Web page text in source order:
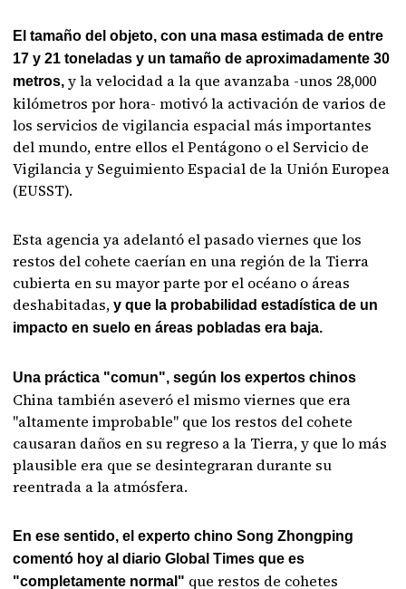
El tamaño del objeto, con una masa estimada de entre
17 y 21 toneladas y un tamaño de aproximadamente 30
metros,y la velocidad a la que avanzaba -unos 28,000
kilómetros por hora- motivó la activación de varios de
los servicios de vigilancia espacial más importantes
del mundo, entre ellos el Pentágono o el Servicio de
Vigilancia y Seguimiento Espacial de la Unión Europea
(EUSST).
Esta agencia ya adelantó el pasado viernes que los
restos del cohete caerían en una región de la Tierra
cubierta en su mayor parte por el océano o áreas
deshabitadas,y que la probabilidad estadística de un
impacto en suelo en áreas pobladas era baja.
Una práctica "comun", según los expertos chinos
China también aseveró el mismo viernes que era
"altamente improbable" que los restos del cohete
causaran daños en su regreso a la Tierra, y que lo más
plausible era que se desintegraran durante su
reentrada a la atmósfera.
En ese sentido, el experto chino Song Zhongping
comentó hoy al diario Global Times que es
"completamente normal" que restos de cohetes